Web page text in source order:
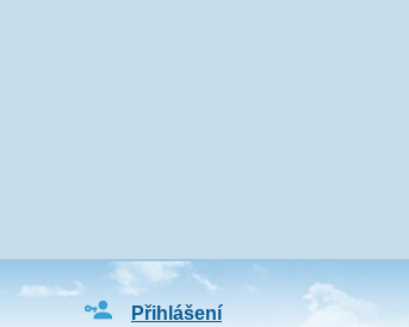
Přihlášení